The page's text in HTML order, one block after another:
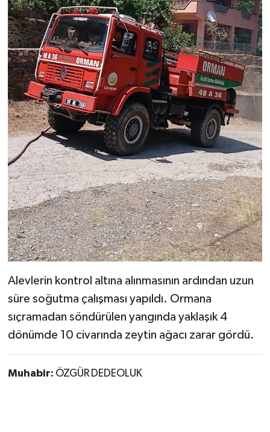
Alevlerin kontrol altına alınmasının ardından uzun
süre soğutma çalışması yapıldı. Ormana
sıçramadan söndürülen yangında yaklaşık 4
dönümde 10 civarında zeytin ağacı zarar gördü.
Muhabir: ÖZGÜR DEDEOLUK